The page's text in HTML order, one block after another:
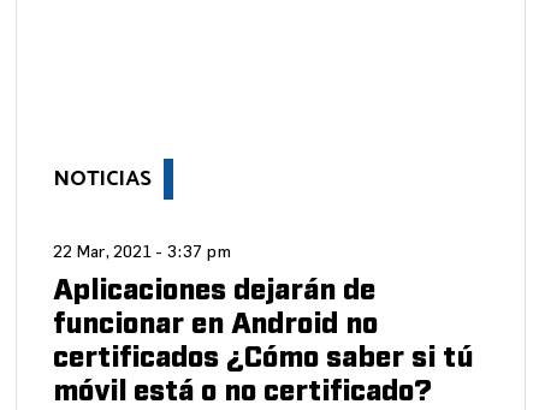
NOTICIAS
22 Mar, 2021 - 3:37 pm
Aplicaciones dejarán de
funcionar en Android no
certificados ¿Cómo saber si tú
móvil está o no certificado?